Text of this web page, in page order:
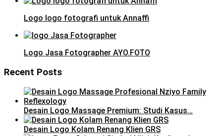
Logo logo fotografi untuk Annaffi
Logo Jasa Fotographer AYO.FOTO
Recent Posts
Desain Logo Massage Premium: Studi Kasus…
Desain Logo Kolam Renang Klien GRS